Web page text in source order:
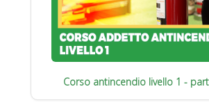
Corso antincendio livello 1 -